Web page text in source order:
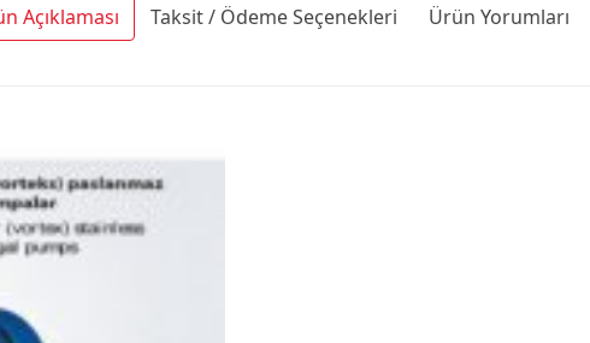
Açıklaması Taksit / Ödeme Seçenekleri Ürün Yorumları